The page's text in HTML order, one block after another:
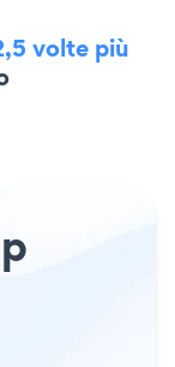
volte più